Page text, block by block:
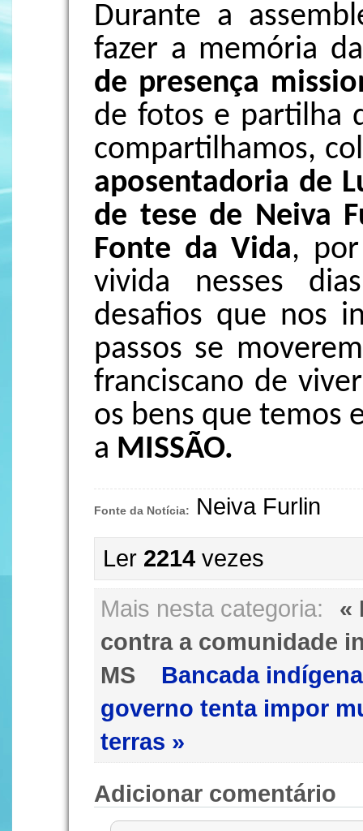
Durante a
fazer a memória
de presença
de fotos e partilha
compartilhamos,
aposentadoria de
de tese de Neiva
Fonte da Vida,
vivida nesses
desafios que nos
passos se
franciscano de
os bens que temos
a MISSÃO.
Fonte da Notícia:
Neiva Furlin
Ler 2214 vezes
Mais nesta categoria:
«
contra a comunidade
MS
Bancada
governo tenta impor
terras »
Adicionar comentário